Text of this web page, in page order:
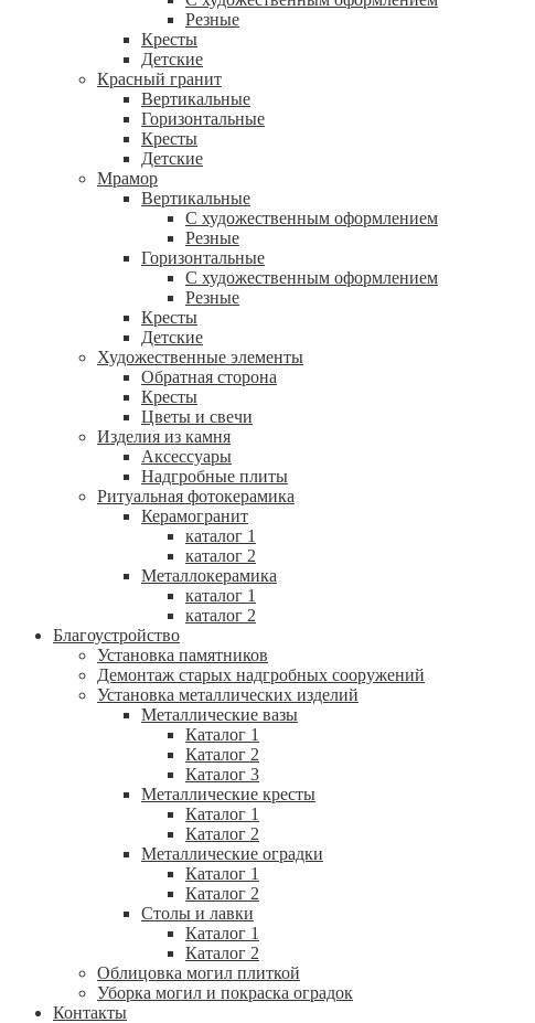
Резные
Кресты
Детские
Красный гранит
Вертикальные
Горизонтальные
Кресты
Детские
Мрамор
Вертикальные
С художественным оформлением
Резные
Горизонтальные
С художественным оформлением
Резные
Кресты
Детские
Художественные элементы
Обратная сторона
Кресты
Цветы и свечи
Изделия из камня
Аксессуары
Надгробные плиты
Ритуальная фотокерамика
Керамогранит
каталог 1
каталог 2
Металлокерамика
каталог 1
каталог 2
Благоустройство
Установка памятников
Демонтаж старых надгробных сооружений
Установка металлических изделий
Металлические вазы
Каталог 1
Каталог 2
Каталог 3
Металлические кресты
Каталог 1
Каталог 2
Металлические оградки
Каталог 1
Каталог 2
Столы и лавки
Каталог 1
Каталог 2
Облицовка могил плиткой
Уборка могил и покраска оградок
Контакты